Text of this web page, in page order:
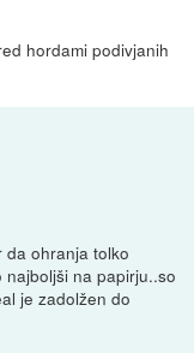
hordami podivjanih
da ohranja tolko
na papirju..so
je zadolžen do